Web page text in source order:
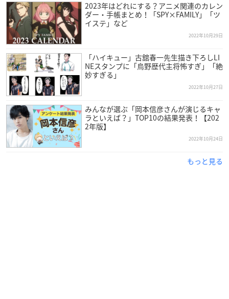
2023年はどれにする？アニメ関連のカレン
ダー・手帳まとめ！「SPY×FAMILY」「ツ
イステ」など
2022年10月29日
「ハイキュー」古舘春一先生描き下ろしLI
NEスタンプに「烏野歴代主将怖すぎ」「絶
妙すぎる」
2022年10月27日
みんなが選ぶ「岡本信彦さんが演じるキャ
ラといえば？」TOP10の結果発表！【202
2年版】
2022年10月24日
もっと見る